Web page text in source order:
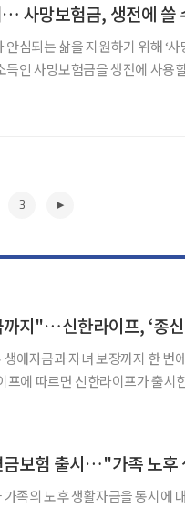
사망보험금, 생전에 쓸
심되는 삶을 지원하기 위해 ‘
인 사망보험금을 생전에 사용
3
지"…신한라이프, ‘종신
애자금과 자녀 보장까지 한 번
보험 출시…"가족 노후
족의 노후 생활자금을 동시에